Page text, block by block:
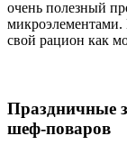
очень полезный
микроэлементами.
свой рацион как
Праздничные
шеф-поваров